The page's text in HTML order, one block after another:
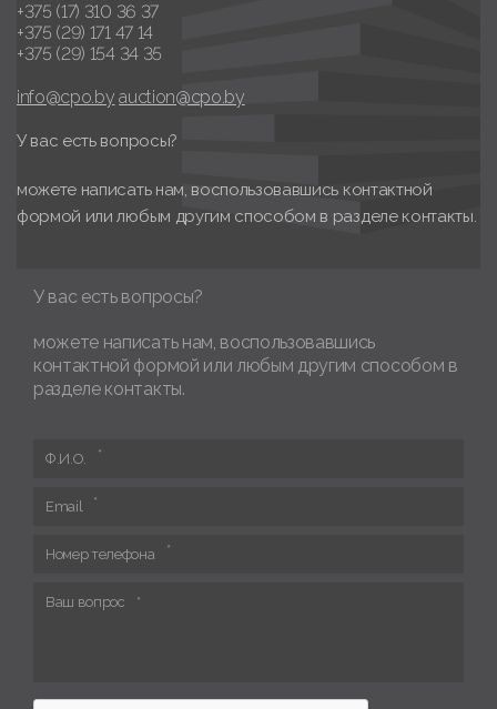
+375 (17) 310 36 37
+375 (29) 171 47 14
+375 (29) 154 34 35
info@cpo.by auction@cpo.by
У вас есть вопросы?
можете написать нам, воспользовавшись контактной
формой или любым другим способом в разделе контакты.
У вас есть вопросы?
можете написать нам, воспользовавшись
контактной формой или любым другим способом в
разделе контакты.
Ф.И.О.
Email
Номер телефона
Ваш вопрос